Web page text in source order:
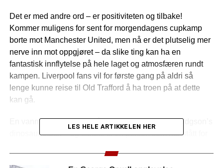
Det er med andre ord – er positiviteten og tilbake!
Kommer muligens for sent for morgendagens cupkamp
borte mot Manchester United, men nå er det plutselig mer
nerve inn mot oppgjøret – da slike ting kan ha en
fantastisk innflytelse på hele laget og atmosfæren rundt
kampen. Liverpool fans vil for første gang på aldri så
lenge kunne reise til Old Trafford å ha troen på at dette
kan gå.
En vannvittig glede over å endelig bli kvitt Roy Hodgson’s
dinosaurfotball – og tilbake til en person som har stått for
nok ta tid å få dette på plass, men kan ikke tenke meg
LES HELE ARTIKKELEN HER